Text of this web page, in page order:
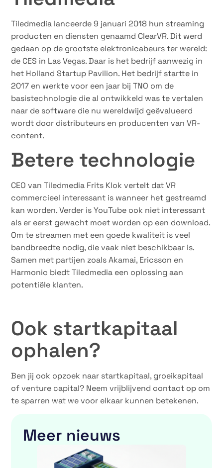
Tiledmedia lanceerde 9 januari 2018 hun streaming
producten en diensten genaamd ClearVR. Dit werd
gedaan op de grootste elektronicabeurs ter wereld:
de CES in Las Vegas. Daar is het bedrijf aanwezig in
het Holland Startup Pavilion. Het bedrijf startte in
2017 en werkte voor een jaar bij TNO om de
basistechnologie die al ontwikkeld was te vertalen
naar de software die nu wereldwijd geëvalueerd
wordt door distributeurs en producenten van VR-
content.
Betere technologie
CEO van Tiledmedia Frits Klok vertelt dat VR
commercieel interessant is wanneer het gestreamd
kan worden. Verder is YouTube ook niet interessant
als er eerst gewacht moet worden op een download.
Om te streamen met een goede kwaliteit is veel
bandbreedte nodig, die vaak niet beschikbaar is.
Samen met partijen zoals Akamai, Ericsson en
Harmonic biedt Tiledmedia een oplossing aan
potentiële klanten.
Ook startkapitaal
ophalen?
Ben jij ook opzoek naar startkapitaal, groeikapitaal
of venture capital? Neem vrijblijvend contact op om
te sparren wat we voor elkaar kunnen betekenen.
Meer nieuws